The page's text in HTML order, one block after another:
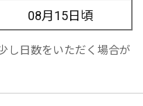
08月15日頃
し日数をいただく場合が